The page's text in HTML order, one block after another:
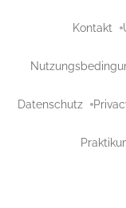
Kontakt
Datenschutz